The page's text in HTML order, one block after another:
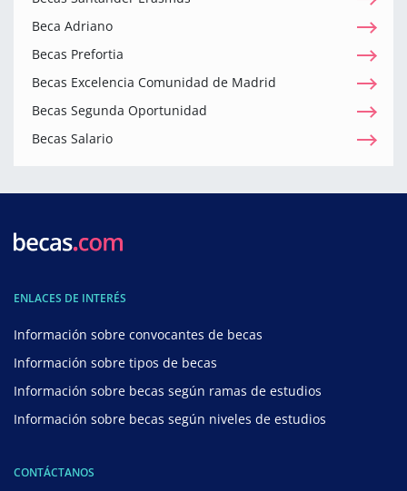
Beca Adriano
Becas Prefortia
Becas Excelencia Comunidad de Madrid
Becas Segunda Oportunidad
Becas Salario
ENLACES DE INTERÉS
Información sobre convocantes de becas
Información sobre tipos de becas
Información sobre becas según ramas de estudios
Información sobre becas según niveles de estudios
CONTÁCTANOS